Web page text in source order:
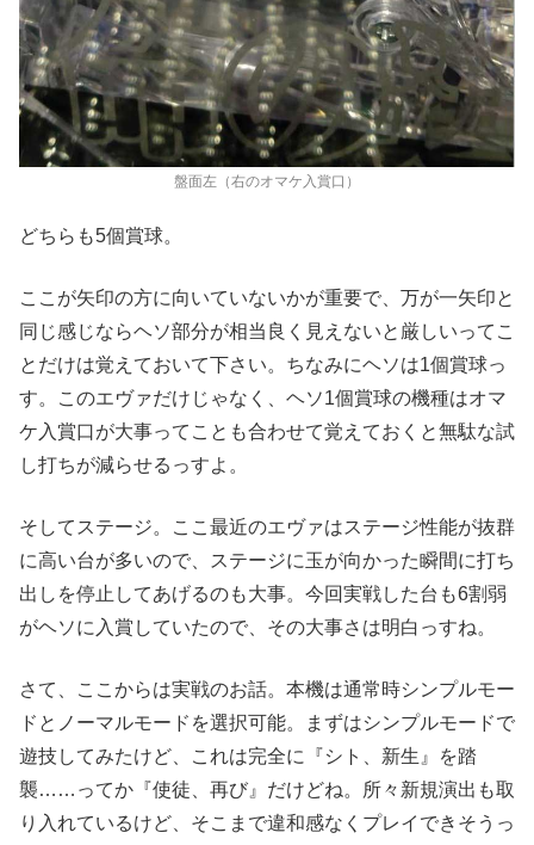
盤面左（右のオマケ入賞口）
どちらも5個賞球。
ここが矢印の方に向いていないかが重要で、万が一矢印と
同じ感じならヘソ部分が相当良く見えないと厳しいってこ
とだけは覚えておいて下さい。ちなみにヘソは1個賞球っ
す。このエヴァだけじゃなく、ヘソ1個賞球の機種はオマ
ケ入賞口が大事ってことも合わせて覚えておくと無駄な試
し打ちが減らせるっすよ。
そしてステージ。ここ最近のエヴァはステージ性能が抜群
に高い台が多いので、ステージに玉が向かった瞬間に打ち
出しを停止してあげるのも大事。今回実戦した台も6割弱
がヘソに入賞していたので、その大事さは明白っすね。
さて、ここからは実戦のお話。本機は通常時シンプルモー
ドとノーマルモードを選択可能。まずはシンプルモードで
遊技してみたけど、これは完全に『シト、新生』を踏
襲……ってか『使徒、再び』だけどね。所々新規演出も取
り入れているけど、そこまで違和感なくプレイできそうっ